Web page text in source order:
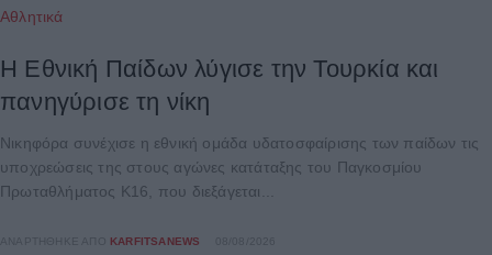
Αθλητικά
Η Εθνική Παίδων λύγισε την Τουρκία και
πανηγύρισε τη νίκη
Νικηφόρα συνέχισε η εθνική ομάδα υδατοσφαίρισης των παίδων τις
υποχρεώσεις της στους αγώνες κατάταξης του Παγκοσμίου
Πρωταθλήματος Κ16, που διεξάγεται...
ΑΝΑΡΤΉΘΗΚΕ ΑΠΌ KARFITSANEWS